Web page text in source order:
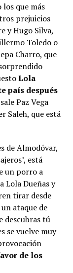
que más
prejuicios
y Hugo Silva,
Toledo o
Charro, que
Lola
país después
Paz Vega
Saleh, que está
de Almodóvar,
está
un porro a
Lola Dueñas y
tirar desde
ataque de
descubras tú
se vuelve muy
de los